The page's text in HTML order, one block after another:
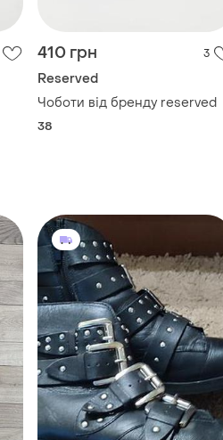
410 грн 3
Reserved
Чоботи від бренду reserved
38